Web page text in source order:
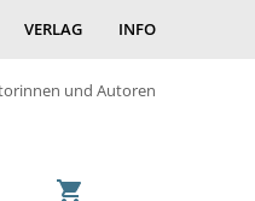
VERLAG INFO
und Autoren